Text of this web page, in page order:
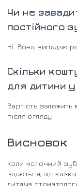
Чи не
постійного
Ні. Вона випадає
Скільки
для дитини у
Вартість залежить
після огляду.
Висновок
Коли молочний
здається, що
дитяча